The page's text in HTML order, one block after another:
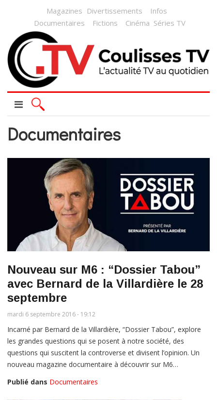
Magazines Divertissements
Infos
Documentaires
Fictions Cinéma Séries TV
Documentaires
Nouveau sur M6 : “Dossier Tabou”
avec Bernard de la Villardière le 28
septembre
mardi 6 septembre 2016 - 19:12
Incarné par Bernard de la Villardière, “Dossier Tabou”, explore
les grandes questions qui se posent à notre société, des
questions qui suscitent la controverse et divisent l’opinion. Un
nouveau magazine documentaire à découvrir sur M6…
Publié dans Documentaires